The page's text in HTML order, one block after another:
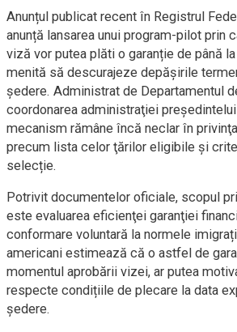
Anunțul publicat recent în Registrul
anunță lansarea unui program-pilot prin
viză vor putea plăti o garanție de până
menită să descurajeze depășirile
şedere. Administrat de Departamentul
coordonarea administraţiei preşedintelui
mecanism rămâne încă neclar în
precum lista celor ţărilor eligibile și
selecție.
Potrivit documentelor oficiale, scopul
este evaluarea eficienţei garanţiei
conformare voluntară la normele
americani estimează că o astfel de
momentul aprobării vizei, ar putea
respecte condițiile de plecare la data
ședere.